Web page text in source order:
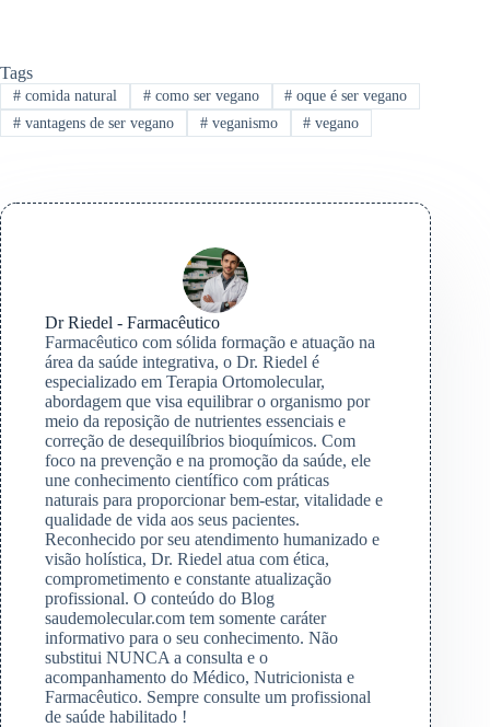
Tags
#comida natural #como ser vegano # oque é ser vegano
#vantagens de ser vegano #veganismo # vegano
Dr Riedel - Farmacêutico
Farmacêutico com sólida formação e atuação na
área da saúde integrativa, o Dr. Riedel é
especializado em Terapia Ortomolecular,
abordagem que visa equilibrar o organismo por
meio da reposição de nutrientes essenciais e
correção de desequilíbrios bioquímicos. Com
foco na prevenção e na promoção da saúde, ele
une conhecimento científico com práticas
naturais para proporcionar bem-estar, vitalidade e
qualidade de vida aos seus pacientes.
Reconhecido por seu atendimento humanizado e
visão holística, Dr. Riedel atua com ética,
comprometimento e constante atualização
profissional. O conteúdo do Blog
saudemolecular.com tem somente caráter
informativo para o seu conhecimento. Não
substitui NUNCA a consulta e o
acompanhamento do Médico, Nutricionista e
Farmacêutico. Sempre consulte um profissional
de saúde habilitado !